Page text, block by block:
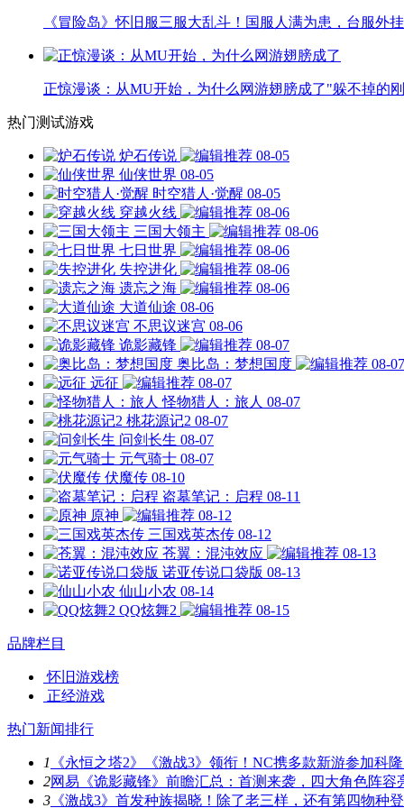
《冒险岛》怀旧服三服大乱斗！国服人满为患，台服外
正惊漫谈：从MU开始，为什么网游翅膀成了"躲不掉的
热门测试游戏
炉石传说
08-05
仙侠世界 08-05
时空猎人·觉醒 08-05
穿越火线
08-06
三国大领主
08-06
七日世界
08-06
失控进化
08-06
遗忘之海
08-06
大道仙途 08-06
不思议迷宫 08-06
诡影藏锋
08-07
奥比岛：梦想国度
08-07
远征
08-07
怪物猎人：旅人 08-07
桃花源记2 08-07
问剑长生 08-07
元气骑士 08-07
伏魔传 08-10
盗墓笔记：启程 08-11
原神
08-12
三国戏英杰传 08-12
苍翼：混沌效应
08-13
诺亚传说口袋版 08-13
仙山小农 08-14
QQ炫舞2
08-15
品牌栏目
怀旧游戏榜
正经游戏
热门新闻排行
1
《永恒之塔2》《激战3》领衔！NC携多款新游参加科
2网易《诡影藏锋》前瞻汇总：首测来袭，四大角色阵容
3 《激战3》首发种族揭晓！除了老三样，还有第四物种